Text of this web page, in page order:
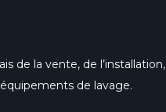
de la vente, de l’installation,
de lavage.